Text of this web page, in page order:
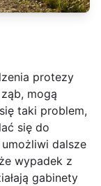
protezy
mogą
taki problem,
się do
dalsze
wypadek z
gabinety